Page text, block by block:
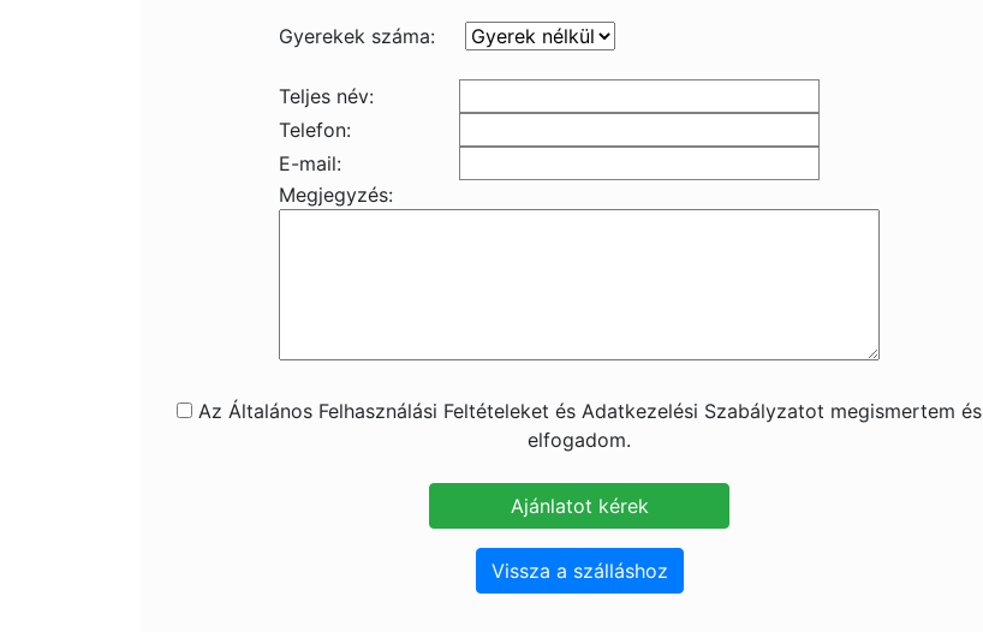
Gyerekek száma:
Teljes név:
Telefon:
E-mail:
Megjegyzés:
Az Általános Felhasználási Feltételeket és Adatkezelési Szabályzatot megismertem és
elfogadom.
Vissza a szálláshoz